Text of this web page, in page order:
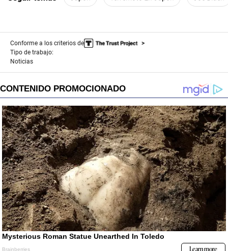
Conforme a los criterios de
Tipo de trabajo:
Noticias